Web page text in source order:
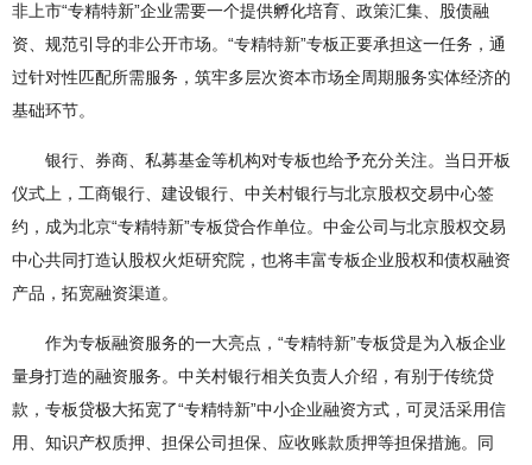
非上市“专精特新”企业需要一个提供孵化培育、政策汇集、股债融
资、规范引导的非公开市场。“专精特新”专板正要承担这一任务，通
过针对性匹配所需服务，筑牢多层次资本市场全周期服务实体经济的
基础环节。
银行、券商、私募基金等机构对专板也给予充分关注。当日开板
仪式上，工商银行、建设银行、中关村银行与北京股权交易中心签
约，成为北京“专精特新”专板贷合作单位。中金公司与北京股权交易
中心共同打造认股权火炬研究院，也将丰富专板企业股权和债权融资
产品，拓宽融资渠道。
作为专板融资服务的一大亮点，“专精特新”专板贷是为入板企业
量身打造的融资服务。中关村银行相关负责人介绍，有别于传统贷
款，专板贷极大拓宽了“专精特新”中小企业融资方式，可灵活采用信
用、知识产权质押、担保公司担保、应收账款质押等担保措施。同